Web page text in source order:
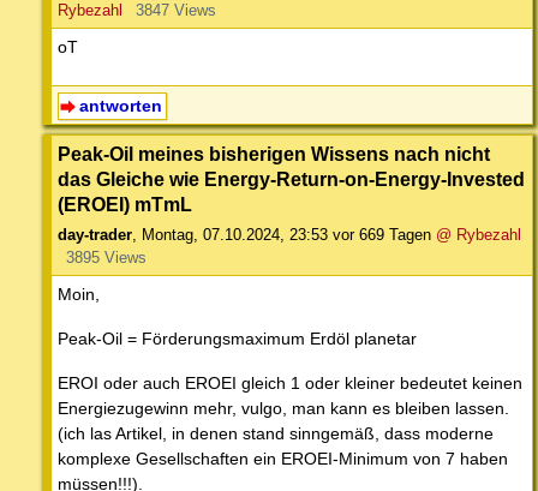
Rybezahl
3847 Views
oT
antworten
Peak-Oil meines bisherigen Wissens nach nicht
das Gleiche wie Energy-Return-on-Energy-Invested
(EROEI) mTmL
day-trader, Montag, 07.10.2024, 23:53 vor 669 Tagen @ Rybezahl
3895 Views
Moin,
Peak-Oil = Förderungsmaximum Erdöl planetar
EROI oder auch EROEI gleich 1 oder kleiner bedeutet keinen
Energiezugewinn mehr, vulgo, man kann es bleiben lassen.
(ich las Artikel, in denen stand sinngemäß, dass moderne
komplexe Gesellschaften ein EROEI-Minimum von 7 haben
müssen!!!).